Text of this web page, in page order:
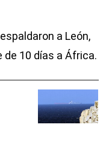
a León,
de 10 días a África.